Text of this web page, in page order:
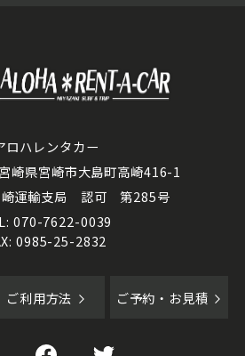
ロハレンタカー
県宮崎市大島町高崎416-1
崎運輸支局 認可 第285号
070-7622-0039
0985-25-2832
ご利用方法 ご予約・お見積